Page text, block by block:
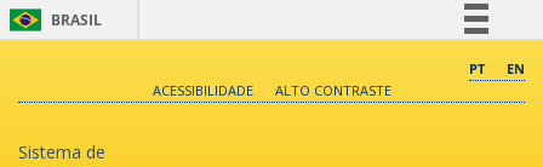
BRASIL
Comunica BR
PT
EN
ACESSIBILIDADE
ALTO CONTRASTE
Sistema de